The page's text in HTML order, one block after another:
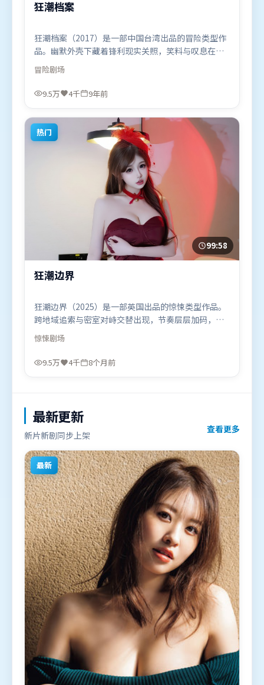
狂潮档案
狂潮档案（2017）是一部中国台湾出品的冒险类型作
品。幽默外壳下藏着锋利现实关照，笑料与叹息在同
一场景里并存。高潮段落信息密度高，情绪释放与主
题回扣同时完成。由郭帆执导，古天乐、汤姆·哈
迪、张译，奥卡菲娜、马东锡等联袂出演。影片于
适合喜欢冒险题材的观众观看。
冒险剧场
9.5万 4千 9年前
热门
99:58
狂潮边界
狂潮边界（2025）是一部英国出品的惊悚类型作品。
跨地域追索与密室对峙交替出现，节奏层层加码，张
力持续上扬。动作场面设计讲究空间与节奏，文戏部
分同样扎实耐嚼。由吕克·贝松执导，阿米尔·汗、
基里安·墨菲、吴京，汤唯、河正宇等联袂出演。影
惊悚剧场
9.5万 4千 8个月前
最新更新
新片新剧同步上架
查看更多
最新